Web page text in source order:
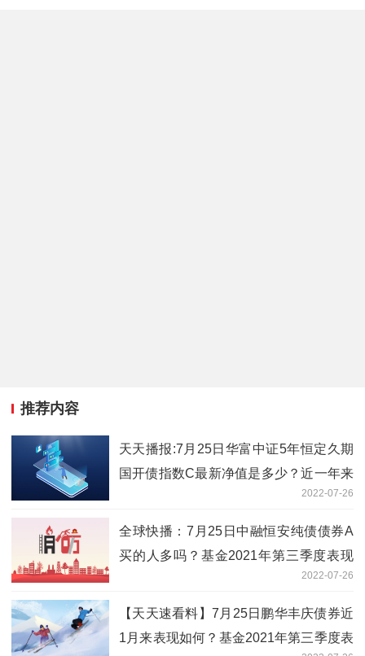
推荐内容
天天播报:7月25日华富中证5年恒定久期
国开债指数C最新净值是多少？近一年来
2022-07-26
全球快播：7月25日中融恒安纯债债券A
买的人多吗？基金2021年第三季度表现
2022-07-26
【天天速看料】7月25日鹏华丰庆债券近
1月来表现如何？基金2021年第三季度表